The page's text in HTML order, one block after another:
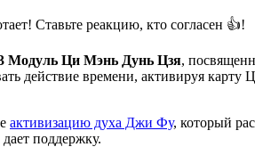
Ставьте реакцию, кто согласен 👍!
Модуль Ци Мэнь Дунь Цзя,
действие времени, активируя
активизацию духа Джи Фу, который
поддержку.